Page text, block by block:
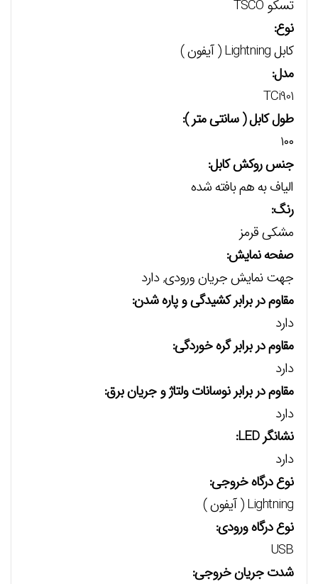
تسکو TSCO
نوع:
کابل Lightning ( آیفون )
مدل:
TCi901
طول کابل ( سانتی متر ):
۱۰۰
جنس روکش کابل:
الیاف به هم بافته شده
رنگ:
مشکی قرمز
صفحه نمایش:
جهت نمایش جریان ورودی, دارد
مقاوم در برابر کشیدگی و پاره شدن:
دارد
مقاوم در برابر گره خوردگی:
دارد
مقاوم در برابر نوسانات ولتاژ و جریان برق:
دارد
نشانگر LED:
دارد
نوع درگاه خروجی:
Lightning ( آیفون )
نوع درگاه ورودی:
USB
شدت جریان خروجی: